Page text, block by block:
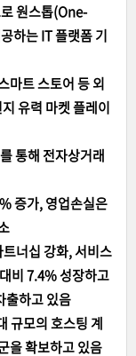
원스톱(One-
하는 IT 플랫폼 기
마트 스토어 등 외
유력 마켓 플레이
통해 전자상거래
증가, 영업손실은
너십 강화, 서비스
비 7.4% 성장하고
출하고 있음
규모의 호스팅 계
을 확보하고 있음